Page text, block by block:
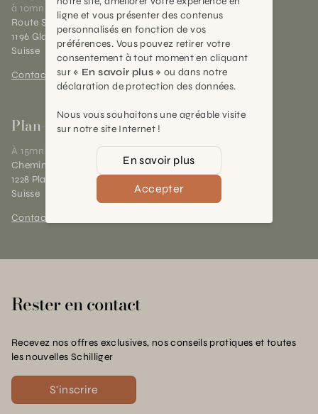
à 10mn de Nyon
Route Suisse 40
1196 Gland (VD)
Suisse
Contact et horaires
Plan-les-Ouates
À 15mn du centre de Genève
Chemin des Charrotons 25
1228 Plan-les-Ouates (GE)
Suisse
Contact et horaires
Rester en contact
Recevez nos offres exclusives, nos conseils pratiques et toutes
les nouvelles Schilliger
S'inscrire
ligne et vous présenter des contenus
personnalisés en fonction de vos
préférences. Vous pouvez retirer votre
consentement à tout moment en cliquant
sur « En savoir plus » ou dans notre
déclaration de protection des données.
Nous vous souhaitons une agréable visite
sur notre site Internet !
En savoir plus
Accepter